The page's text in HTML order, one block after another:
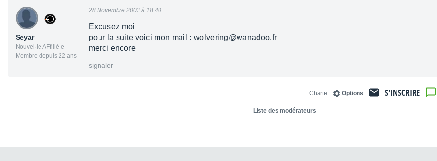
Seyar
Nouvel·le AFfilié·e
Membre depuis 22 ans
28 Novembre 2003 à 18:40
Excusez moi
pour la suite voici mon mail : wolvering@wanadoo.fr
merci encore
signaler
S'INSCRIRE
Options
Charte
Liste des modérateurs